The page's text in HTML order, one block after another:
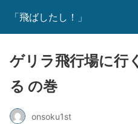
「飛ばしたし！」
ゲリラ飛行場に行
る の巻
onsoku1st